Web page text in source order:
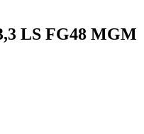
LS FG48 MGM